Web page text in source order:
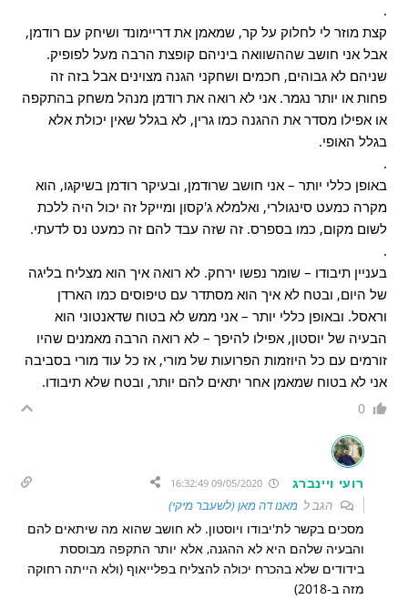
.
קצת מוזר לי לחלוק על קר, שמאמן את דריימונד ושיחק עם רודמן,
אבל אני חושב שההשוואה ביניהם קופצת הרבה מעל לפופיק.
שניהם לא גבוהים, חכמים ושחקני הגנה מצוינים אבל בזה זה
פחות או יותר נגמר. אני לא רואה את רודמן מנהל משחק בהתקפה
או אפילו מסדר את ההגנה כמו גרין, לא בגלל שאין יכולת אלא
בגלל האופי.
.
באופן כללי יותר – אני חושב שרודמן, ובעיקר רודמן בשיקגו, הוא
מקרה כמעט סינגולרי, ואלמלא ג'קסון ומייקל זה יכול היה ללכת
לשום מקום, כמו בספרס. זה שזה עבד להם זה כמעט נס לדעתי.
.
בעניין תיבודו – שומר נפשו ירחק. לא רואה איך הוא מצליח בליגה
של היום, ובטח לא איך הוא מסתדר עם טיפוסים כמו הארדן
וראסל. ובאופן כללי יותר – אני ממש לא בטוח שדאנטוני הוא
הבעיה של יוסטון, אפילו להיפך – לא רואה הרבה מאמנים שהיו
זורמים עם כל היוזמות הפרועות של מורי, אז כל עוד מורי בסביבה
אני לא בטוח שמאמן אחר יתאים להם יותר, ובטח שלא תיבודו.
0
רועי ויינברג
הגב למאנו דה מאן (לשעבר מיקי)
מסכים בקשר לת'יבודו ויוסטון. לא חושב שהוא מה שיתאים להם
והבעיה שלהם היא לא ההגנה, אלא יותר התקפה מבוססת
בידודים שלא בהכרח יכולה להצליח בפלייאוף (ולא הייתה רחוקה
מזה ב-2018)